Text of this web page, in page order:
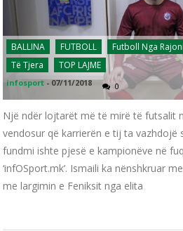
BALLINA FUTBOLL Futboll Nga Rajoni
Të Tjera
TOP LAJME
infosport -07/11/2018 0
Një ndër lojtarët më të mirë të futsalit
vendosur që karrierën e tij ta vazhdojë
fundmi ishte pjesë e kampionëve në
‘infOSport.mk’. Ismaili ka nënshkruar
me largimin e Feniksit nga elita